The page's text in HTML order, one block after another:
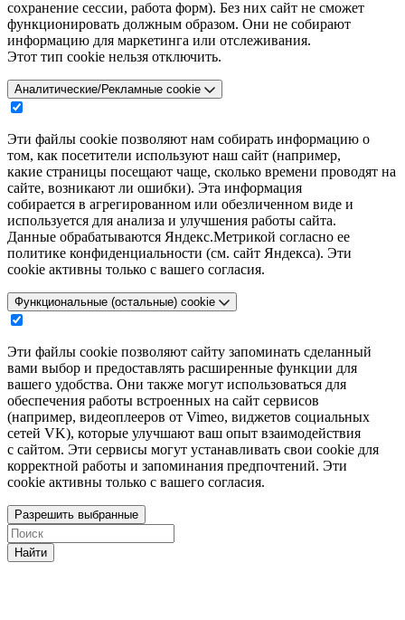
сохранение сессии, работа форм). Без них сайт не сможет
функционировать должным образом. Они не собирают
информацию для маркетинга или отслеживания.
Этот тип cookie нельзя отключить.
Аналитические/Рекламные cookie
Эти файлы cookie позволяют нам собирать информацию о
том, как посетители используют наш сайт (например,
какие страницы посещают чаще, сколько времени проводят на
сайте, возникают ли ошибки). Эта информация
собирается в агрегированном или обезличенном виде и
используется для анализа и улучшения работы сайта.
Данные обрабатываются Яндекс.Метрикой согласно ее
политике конфиденциальности (см. сайт Яндекса). Эти
cookie активны только с вашего согласия.
Функциональные (остальные) cookie
Эти файлы cookie позволяют сайту запоминать сделанный
вами выбор и предоставлять расширенные функции для
вашего удобства. Они также могут использоваться для
обеспечения работы встроенных на сайт сервисов
(например, видеоплееров от Vimeo, виджетов социальных
сетей VK), которые улучшают ваш опыт взаимодействия
с сайтом. Эти сервисы могут устанавливать свои cookie для
корректной работы и запоминания предпочтений. Эти
cookie активны только с вашего согласия.
Разрешить выбранные
Найти